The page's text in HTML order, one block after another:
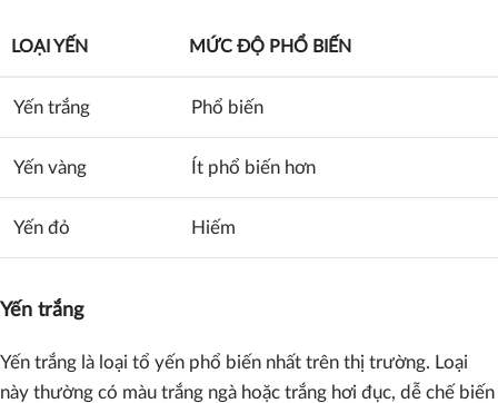
LOẠI YẾN MỨC ĐỘ PHỔ BIẾN
Yến trắng Phổ biến
Yến vàng Ít phổ biến hơn
Yến đỏ Hiếm
Yến trắng
Yến trắng là loại tổ yến phổ biến nhất trên thị trường. Loại
này thường có màu trắng ngà hoặc trắng hơi đục, dễ chế biến